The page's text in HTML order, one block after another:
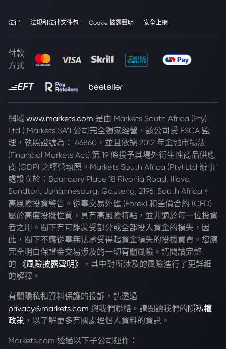
法律 法規和法律文件包 Cookie 披露聲明 安全上網
付款
方式
網域 www.markets.com 是由 Markets South Africa (Pty)
Ltd ("Markets SA") 公司完全獨家經營，該公司受 FSCA 監
理，執照證號為： 46860，並且依據 2012 年金融市場法
(Financial Markets Act) 第 19 條授予其場外衍生性商品供應
商 (ODP) 之經營執照。Markets South Africa (Pty) Ltd 辦事
處設立於：Boundary Place 18 Rivonia Road, Illovo
Sandton, Johannesburg, Gauteng, 2196, South Africa。
高風險投資警告。從事交易外匯 (Forex) 和差價合約 (CFD)
屬於高度投機性質，具有高風險特點，並非適於每一位投資
者之用。閣下有可能蒙受部分或全部投入資金的損失，因
此，閣下不應從事無法承受得起資金損失的投機買賣。您應
完全明白保證金交易涉及的一切有關風險。請閱讀完整
的
《風險披露聲明》
，其中對所涉及的風險進行了更詳細
的解釋。
有關隱私和資料保護的投訴，請透過
privacy@markets.com 與我們聯絡。請閱讀我們的 隱私權
政策 ，以了解更多有關處理個人資料的資訊。
Markets.com 透過以下子公司運作：